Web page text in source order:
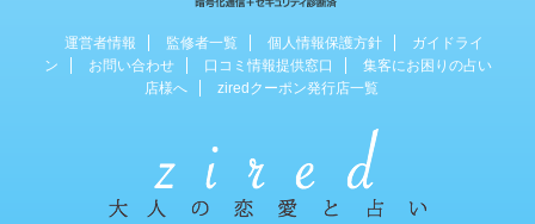
運営者情報 監修者一覧 個人情報保護方針
ガイドライ
ン
お問い合わせ 口コミ情報提供窓口
集客にお困りの占い
店様へ
ziredクーポン発行店一覧